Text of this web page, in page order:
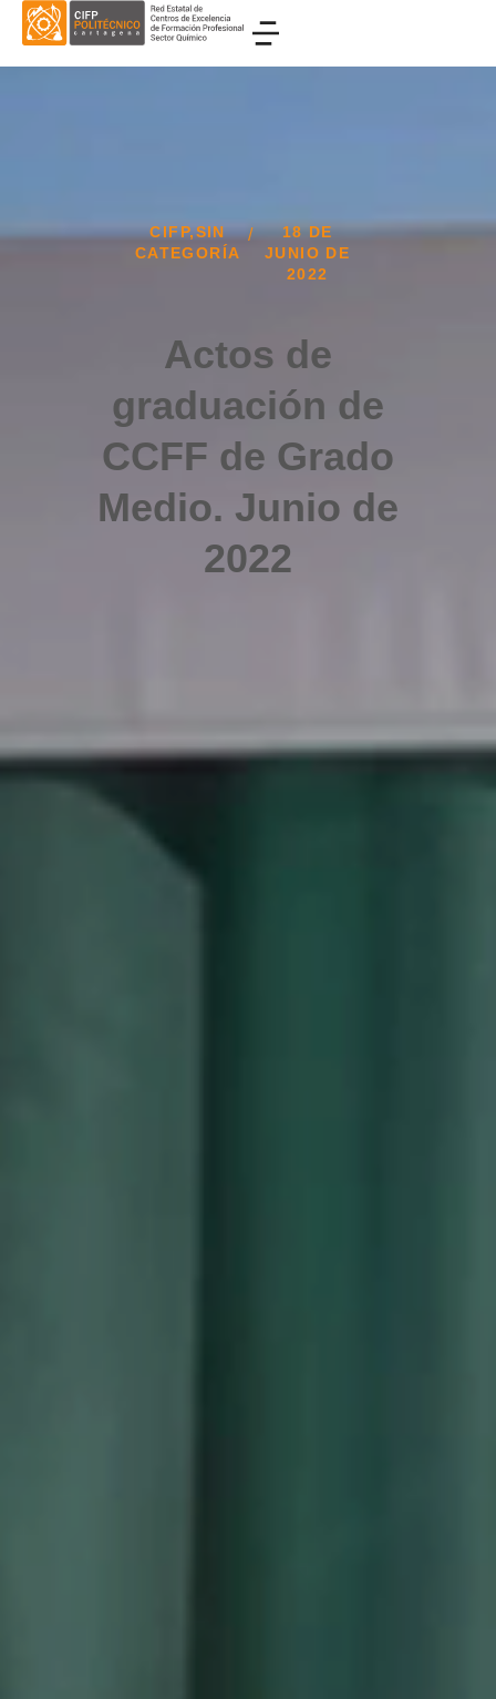
CIFP,SIN
CATEGORÍA
/
18 DE
JUNIO DE
2022
Actos de
graduación de
CCFF de Grado
Medio. Junio de
2022